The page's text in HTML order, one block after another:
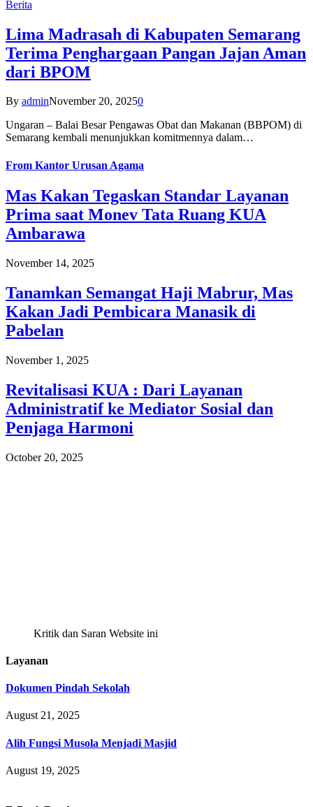
Berita
Lima Madrasah di Kabupaten Semarang
Terima Penghargaan Pangan Jajan Aman
dari BPOM
By adminNovember 20, 20250
Ungaran – Balai Besar Pengawas Obat dan Makanan (BBPOM) di
Semarang kembali menunjukkan komitmennya dalam…
From Kantor Urusan Agama
Mas Kakan Tegaskan Standar Layanan
Prima saat Monev Tata Ruang KUA
Ambarawa
November 14, 2025
Tanamkan Semangat Haji Mabrur, Mas
Kakan Jadi Pembicara Manasik di
Pabelan
November 1, 2025
Revitalisasi KUA : Dari Layanan
Administratif ke Mediator Sosial dan
Penjaga Harmoni
October 20, 2025
Kritik dan Saran Website ini
Layanan
Dokumen Pindah Sekolah
August 21, 2025
Alih Fungsi Musola Menjadi Masjid
August 19, 2025